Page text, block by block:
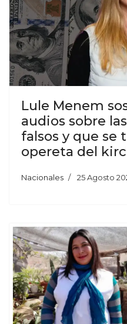
Lule Menem
audios sobre
falsos y que se
opereta del
Nacionales 25 Agosto